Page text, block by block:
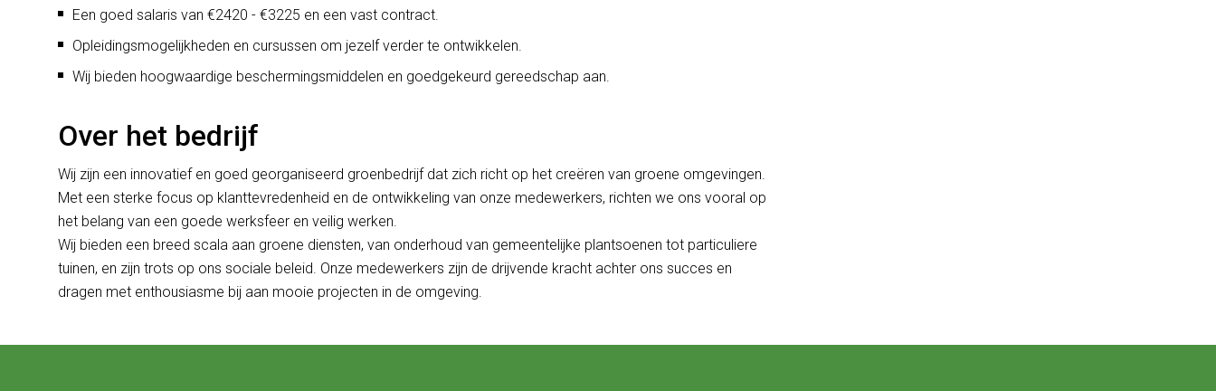
Een goed salaris van €2420 - €3225 en een vast contract.
Opleidingsmogelijkheden en cursussen om jezelf verder te ontwikkelen.
Wij bieden hoogwaardige beschermingsmiddelen en goedgekeurd gereedschap aan.
Over het bedrijf
Wij zijn een innovatief en goed georganiseerd groenbedrijf dat zich richt op het creëren van groene omgevingen.
Met een sterke focus op klanttevredenheid en de ontwikkeling van onze medewerkers, richten we ons vooral op
het belang van een goede werksfeer en veilig werken.
Wij bieden een breed scala aan groene diensten, van onderhoud van gemeentelijke plantsoenen tot particuliere
tuinen, en zijn trots op ons sociale beleid. Onze medewerkers zijn de drijvende kracht achter ons succes en
dragen met enthousiasme bij aan mooie projecten in de omgeving.